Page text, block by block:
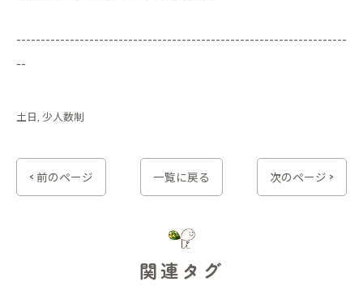
--------------------------------------------------------------------
--
土日 少人数制
< 前のページ 一覧に戻る 次のページ >
関連タグ